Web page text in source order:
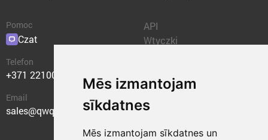
Mēs izmantojam
sīkdatnes
Mēs izmantojam sīkdatnes un
Pomoc
Czat
Telefon
+371 22100400
Email
sales@qwqer.eu
API
Wtyczki